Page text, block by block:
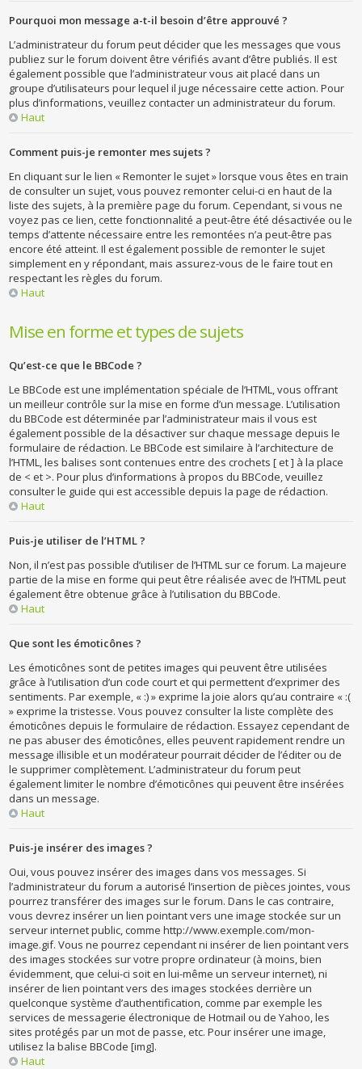
Pourquoi mon message a-t-il besoin d’être approuvé ?
L’administrateur du forum peut décider que les messages que vous
publiez sur le forum doivent être vérifiés avant d’être publiés. Il est
également possible que l’administrateur vous ait placé dans un
groupe d’utilisateurs pour lequel il juge nécessaire cette action. Pour
plus d’informations, veuillez contacter un administrateur du forum.
Haut
Comment puis-je remonter mes sujets ?
En cliquant sur le lien « Remonter le sujet » lorsque vous êtes en train
de consulter un sujet, vous pouvez remonter celui-ci en haut de la
liste des sujets, à la première page du forum. Cependant, si vous ne
voyez pas ce lien, cette fonctionnalité a peut-être été désactivée ou le
temps d’attente nécessaire entre les remontées n’a peut-être pas
encore été atteint. Il est également possible de remonter le sujet
simplement en y répondant, mais assurez-vous de le faire tout en
respectant les règles du forum.
Haut
Mise en forme et types de sujets
Qu’est-ce que le BBCode ?
Le BBCode est une implémentation spéciale de l’HTML, vous offrant
un meilleur contrôle sur la mise en forme d’un message. L’utilisation
du BBCode est déterminée par l’administrateur mais il vous est
également possible de la désactiver sur chaque message depuis le
formulaire de rédaction. Le BBCode est similaire à l’architecture de
l’HTML, les balises sont contenues entre des crochets [ et ] à la place
de < et >. Pour plus d’informations à propos du BBCode, veuillez
consulter le guide qui est accessible depuis la page de rédaction.
Haut
Puis-je utiliser de l’HTML ?
Non, il n’est pas possible d’utiliser de l’HTML sur ce forum. La majeure
partie de la mise en forme qui peut être réalisée avec de l’HTML peut
également être obtenue grâce à l’utilisation du BBCode.
Haut
Que sont les émoticônes ?
Les émoticônes sont de petites images qui peuvent être utilisées
grâce à l’utilisation d’un code court et qui permettent d’exprimer des
sentiments. Par exemple, « :) » exprime la joie alors qu’au contraire « :(
» exprime la tristesse. Vous pouvez consulter la liste complète des
émoticônes depuis le formulaire de rédaction. Essayez cependant de
ne pas abuser des émoticônes, elles peuvent rapidement rendre un
message illisible et un modérateur pourrait décider de l’éditer ou de
le supprimer complètement. L’administrateur du forum peut
également limiter le nombre d’émoticônes qui peuvent être insérées
dans un message.
Haut
Puis-je insérer des images ?
Oui, vous pouvez insérer des images dans vos messages. Si
l’administrateur du forum a autorisé l’insertion de pièces jointes, vous
pourrez transférer des images sur le forum. Dans le cas contraire,
vous devrez insérer un lien pointant vers une image stockée sur un
serveur internet public, comme http://www.exemple.com/mon-
image.gif. Vous ne pourrez cependant ni insérer de lien pointant vers
des images stockées sur votre propre ordinateur (à moins, bien
évidemment, que celui-ci soit en lui-même un serveur internet), ni
insérer de lien pointant vers des images stockées derrière un
quelconque système d’authentification, comme par exemple les
services de messagerie électronique de Hotmail ou de Yahoo, les
sites protégés par un mot de passe, etc. Pour insérer une image,
utilisez la balise BBCode [img].
Haut